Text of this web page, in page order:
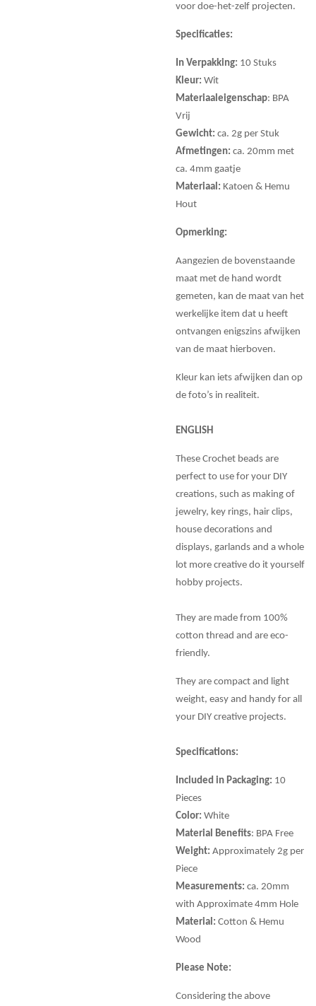
voor doe-het-zelf projecten.
Specificaties:
In Verpakking: 10 Stuks
Kleur: Wit
Materiaaleigenschap: BPA
Vrij
Gewicht: ca. 2g per Stuk
Afmetingen: ca. 20mm met
ca. 4mm gaatje
Materiaal: Katoen & Hemu
Hout
Opmerking:
Aangezien de bovenstaande
maat met de hand wordt
gemeten, kan de maat van het
werkelijke item dat u heeft
ontvangen enigszins afwijken
van de maat hierboven.
Kleur kan iets afwijken dan op
de foto’s in realiteit.
ENGLISH
These Crochet beads are
perfect to use for your DIY
creations, such as making of
jewelry, key rings, hair clips,
house decorations and
displays, garlands and a whole
lot more creative do it yourself
hobby projects.
They are made from 100%
cotton thread and are eco-
friendly.
They are compact and light
weight, easy and handy for all
your DIY creative projects.
Specifications:
Included in Packaging: 10
Pieces
Color: White
Material Benefits: BPA Free
Weight: Approximately 2g per
Piece
Measurements: ca. 20mm
with Approximate 4mm Hole
Material: Cotton & Hemu
Wood
Please Note:
Considering the above